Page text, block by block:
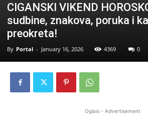
CIGANSKI VIKEND
sudbine, znakova, poruka i
preokreta!
By Portal - January 16, 2026 4369 0
Oglasi - Advertisement